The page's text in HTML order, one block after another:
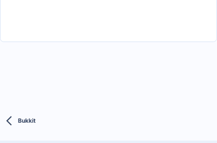
Bukkit